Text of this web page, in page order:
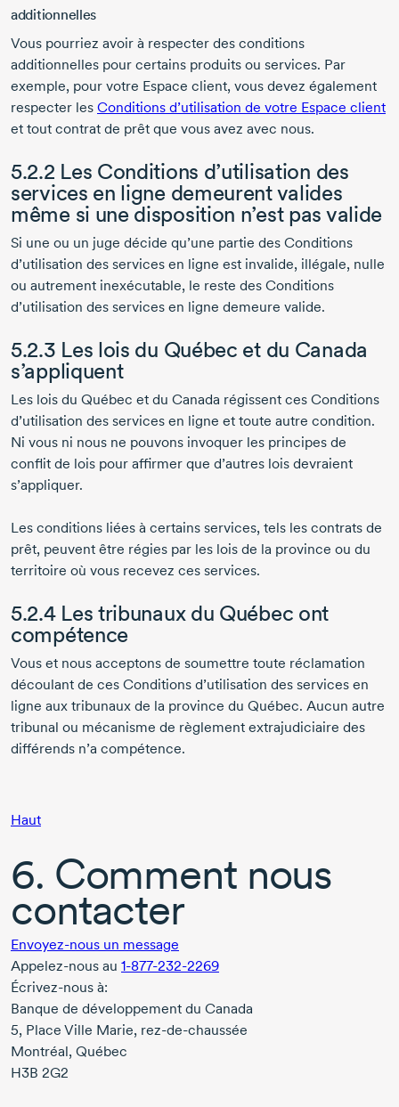
additionnelles
Vous pourriez avoir à respecter des conditions
additionnelles pour certains produits ou services. Par
exemple, pour votre Espace client, vous devez également
respecter les Conditions d’utilisation de votre Espace client
et tout contrat de prêt que vous avez avec nous.
5.2.2 Les Conditions d’utilisation des
services en ligne demeurent valides
même si une disposition n’est pas valide
Si une ou un juge décide qu’une partie des Conditions
d’utilisation des services en ligne est invalide, illégale, nulle
ou autrement inexécutable, le reste des Conditions
d’utilisation des services en ligne demeure valide.
5.2.3 Les lois du Québec et du Canada
s’appliquent
Les lois du Québec et du Canada régissent ces Conditions
d’utilisation des services en ligne et toute autre condition.
Ni vous ni nous ne pouvons invoquer les principes de
conflit de lois pour affirmer que d’autres lois devraient
s’appliquer.
Les conditions liées à certains services, tels les contrats de
prêt, peuvent être régies par les lois de la province ou du
territoire où vous recevez ces services.
5.2.4 Les tribunaux du Québec ont
compétence
Vous et nous acceptons de soumettre toute réclamation
découlant de ces Conditions d’utilisation des services en
ligne aux tribunaux de la province du Québec. Aucun autre
tribunal ou mécanisme de règlement extrajudiciaire des
différends n’a compétence.
Haut
6. Comment nous
contacter
Envoyez-nous un message
Appelez-nous au 1-877-232-2269
Écrivez-nous à:
Banque de développement du Canada
5, Place Ville Marie, rez-de-chaussée
Montréal, Québec
H3B 2G2